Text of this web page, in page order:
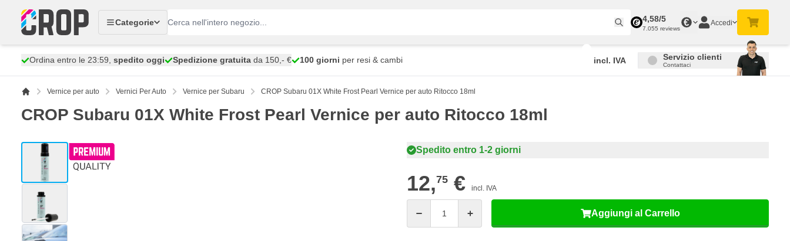
Categorie
4,58/5
7.055 reviews
€ Accedi
Ordina entro le 23:59, spedito oggi Spedizione gratuita da 150,- € 100 giorni per resi & cambi incl. IVA Servizio clienti
Contattaci
Vernice per auto Vernici Per Auto Vernice per Subaru CROP Subaru 01X White Frost Pearl Vernice per auto Ritocco 18ml
CROP Subaru 01X White Frost Pearl Vernice per auto Ritocco 18ml
View larger image
View larger image
Spedito entro 1-2 giorni
12,75 € incl. IVA
Aggiungi al Carrello